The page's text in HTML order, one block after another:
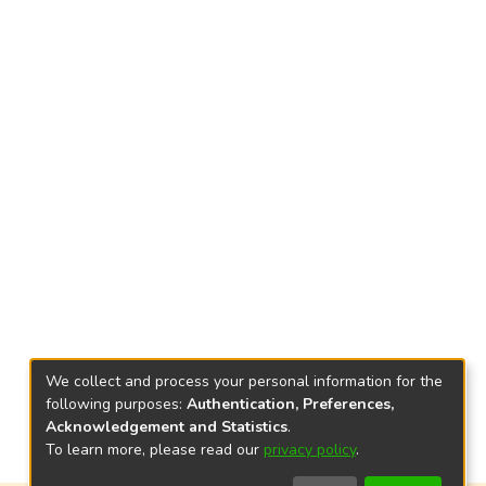
We collect and process your personal information for the
following purposes: Authentication, Preferences,
Acknowledgement and Statistics.
To learn more, please read our privacy policy.